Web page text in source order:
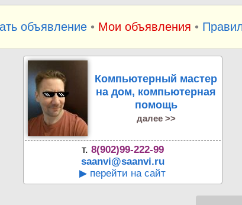
объявление• Мои объявления •
Компьютерный мастер
на дом, компьютерная
помощь
далее >>
т. 8(902)99-222-99
saanvi@saanvi.ru
▶ перейти на сайт